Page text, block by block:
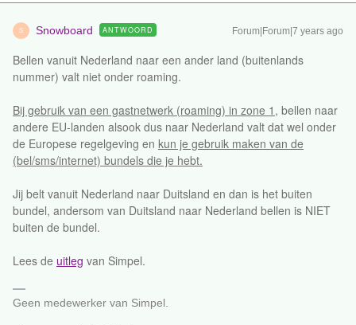
S Snowboard ANTWOORD Forum|Forum|7 years ago
Bellen vanuit Nederland naar een ander land (buitenlands
nummer) valt niet onder roaming.
Bij gebruik van een gastnetwerk (roaming) in zone 1 , bellen naar
andere EU-landen alsook dus naar Nederland valt dat wel onder
de Europese regelgeving en kun je gebruik maken van de
(bel/sms/internet) bundels die je hebt.
Jij belt vanuit Nederland naar Duitsland en dan is het buiten
bundel, andersom van Duitsland naar Nederland bellen is NIET
buiten de bundel.
Lees de uitleg van Simpel.
Geen medewerker van Simpel.